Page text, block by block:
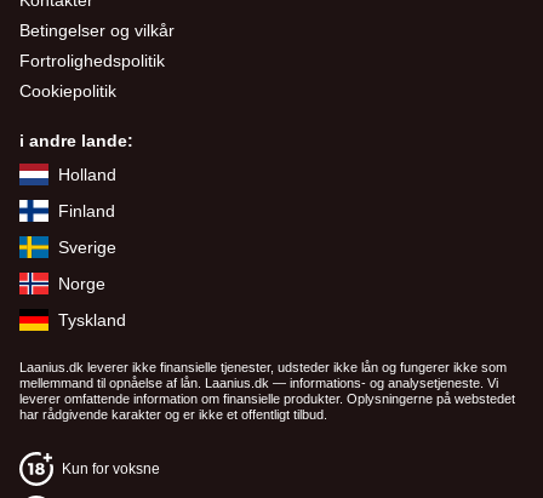
Betingelser og vilkår
Fortrolighedspolitik
Cookiepolitik
i andre lande:
Holland
Finland
Sverige
Norge
Tyskland
Laanius.dk leverer ikke finansielle tjenester, udsteder ikke lån og fungerer ikke som
mellemmand til opnåelse af lån. Laanius.dk — informations- og analysetjeneste. Vi
leverer omfattende information om finansielle produkter. Oplysningerne på webstedet
har rådgivende karakter og er ikke et offentligt tilbud.
Kun for voksne